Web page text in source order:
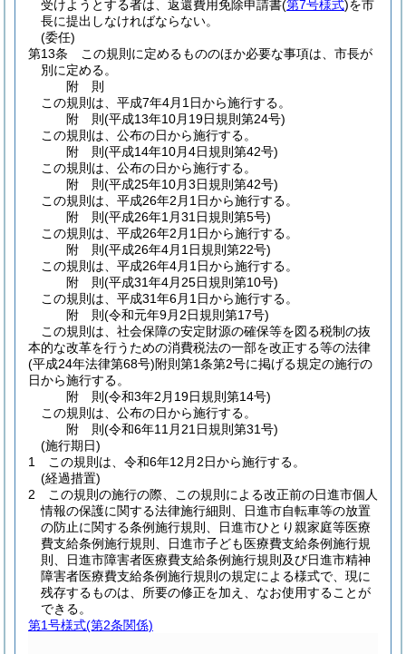
受けようとする者は、返還費用免除申請書(第7号様式)を市
長に提出しなければならない。
(委任)
第13条
この規則に定めるもののほか必要な事項は、市長が
別に定める。
附 則
この規則は、平成7年4月1日から施行する。
附 則(平成13年10月19日規則第24号)
この規則は、公布の日から施行する。
附 則(平成14年10月4日規則第42号)
この規則は、公布の日から施行する。
附 則(平成25年10月3日規則第42号)
この規則は、平成26年2月1日から施行する。
附 則(平成26年1月31日規則第5号)
この規則は、平成26年2月1日から施行する。
附 則(平成26年4月1日規則第22号)
この規則は、平成26年4月1日から施行する。
附 則(平成31年4月25日規則第10号)
この規則は、平成31年6月1日から施行する。
附 則(令和元年9月2日規則第17号)
この規則は、社会保障の安定財源の確保等を図る税制の抜
本的な改革を行うための消費税法の一部を改正する等の法律
(平成24年法律第68号)附則第1条第2号に掲げる規定の施行の
日から施行する。
附 則(令和3年2月19日規則第14号)
この規則は、公布の日から施行する。
附 則(令和6年11月21日規則第31号)
(施行期日)
1
この規則は、令和6年12月2日から施行する。
(経過措置)
2
この規則の施行の際、この規則による改正前の日進市個人
情報の保護に関する法律施行細則、日進市自転車等の放置
の防止に関する条例施行規則、日進市ひとり親家庭等医療
費支給条例施行規則、日進市子ども医療費支給条例施行規
則、日進市障害者医療費支給条例施行規則及び日進市精神
障害者医療費支給条例施行規則の規定による様式で、現に
残存するものは、所要の修正を加え、なお使用することが
できる。
第1号様式(第2条関係)